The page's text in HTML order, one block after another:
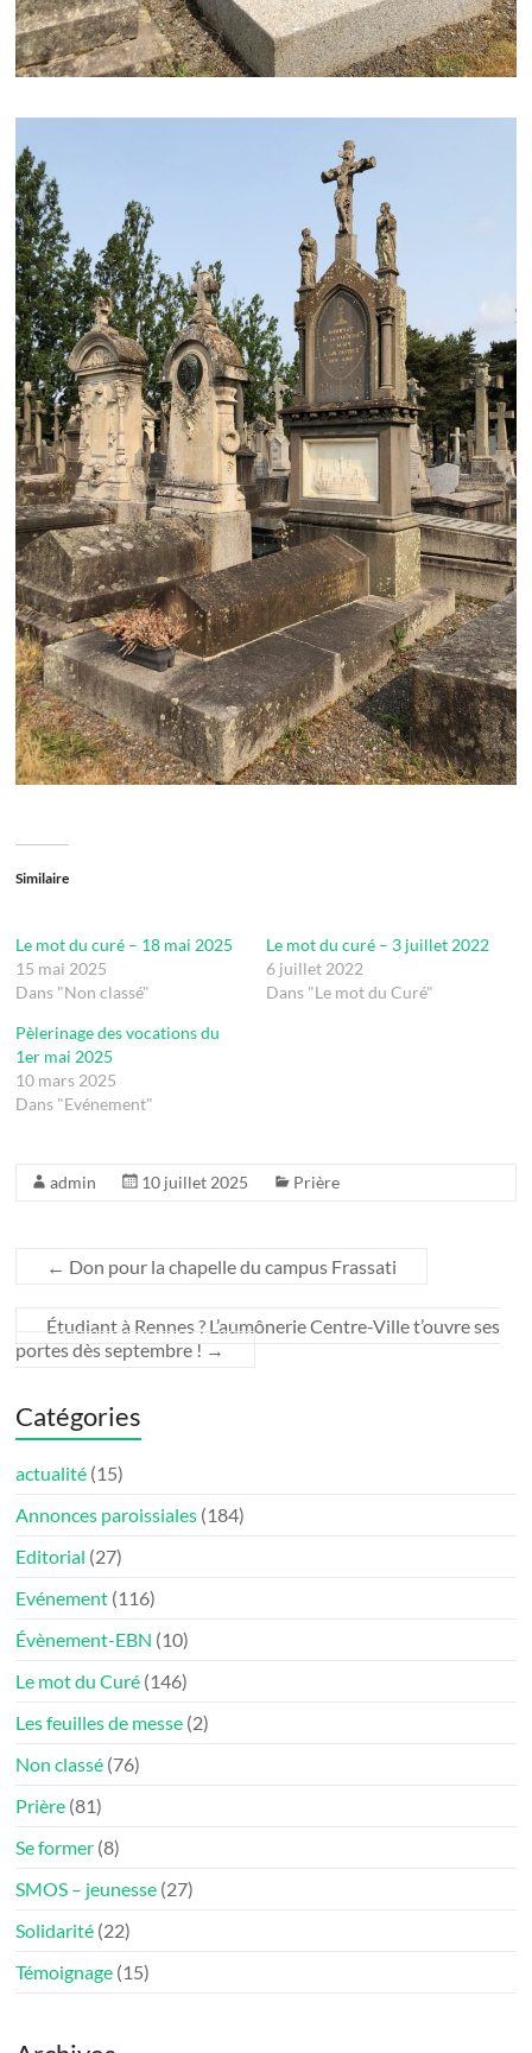
Similaire
Le mot du curé – 18 mai 2025
15 mai 2025
Dans "Non classé"
Le mot du curé – 3 juillet 2022
6 juillet 2022
Dans "Le mot du Curé"
Pèlerinage des vocations du
1er mai 2025­
10 mars 2025
Dans "Evénement"
admin 10 juillet 2025 Prière
← Don pour la chapelle du campus Frassati
Étudiant à Rennes ? L’aumônerie Centre-Ville t’ouvre ses
portes dès septembre ! →
Catégories
actualité (15)
Annonces paroissiales (184)
Editorial (27)
Evénement (116)
Évènement-EBN (10)
Le mot du Curé (146)
Les feuilles de messe (2)
Non classé (76)
Prière (81)
Se former (8)
SMOS – jeunesse (27)
Solidarité (22)
Témoignage (15)